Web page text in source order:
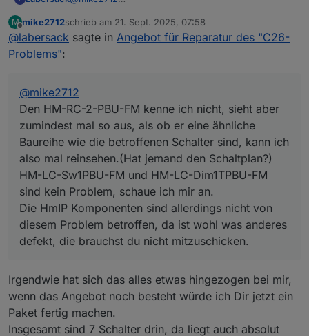
zumindest mal so aus, als ob er eine ähnliche
Baureihe wie die betroffenen Schalter sind, kann
Die HmIP Komponenten sind allerdings nicht von
diesem Problem betroffen, da ist wohl was anderes
defekt, die brauchst du nicht mitzuschicken.
M
Offline
mike2712schrieb am 21. Sept. 2025, 07:58
zuletzt editiert von
@labersack sagte in Angebot für Reparatur des "C26-
Problems":
@mike2712
Den HM-RC-2-PBU-FM kenne ich nicht, sieht aber
zumindest mal so aus, als ob er eine ähnliche
Baureihe wie die betroffenen Schalter sind, kann ich
also mal reinsehen.(Hat jemand den Schaltplan?)
HM-LC-Sw1PBU-FM und HM-LC-Dim1TPBU-FM
sind kein Problem, schaue ich mir an.
Die HmIP Komponenten sind allerdings nicht von
diesem Problem betroffen, da ist wohl was anderes
defekt, die brauchst du nicht mitzuschicken.
Irgendwie hat sich das alles etwas hingezogen bei mir,
wenn das Angebot noch besteht würde ich Dir jetzt ein
Paket fertig machen.
Insgesamt sind 7 Schalter drin, da liegt auch absolut